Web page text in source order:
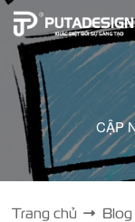
CẬP
Trang chủ Blog